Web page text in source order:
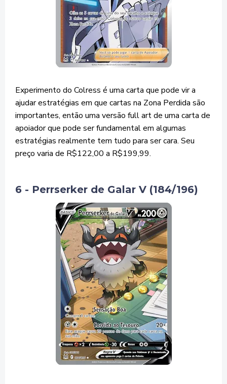
Experimento do Colress é uma carta que pode vir a
ajudar estratégias em que cartas na Zona Perdida são
importantes, então uma versão full art de uma carta de
apoiador que pode ser fundamental em algumas
estratégias realmente tem tudo para ser cara. Seu
preço varia de R$122,00 a R$199,99.
6 - Perrserker de Galar V (184/196)